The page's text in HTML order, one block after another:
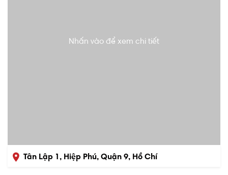
Nhấn vào để xem chi tiết
Tân Lập 1, Hiệp Phú, Quận 9, Hồ Chí